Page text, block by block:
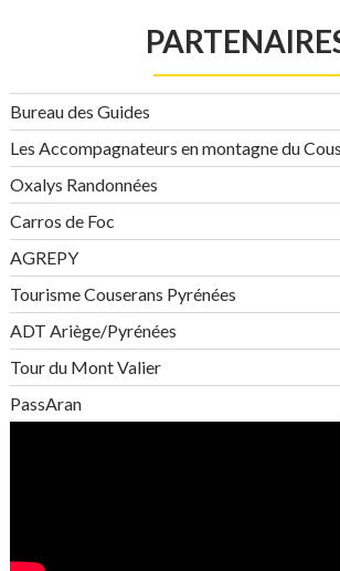
Bureau des Guides
Les Accompagnateurs en montagne du
Oxalys Randonnées
Carros de Foc
AGREPY
Tourisme Couserans Pyrénées
ADT Ariège/Pyrénées
Tour du Mont Valier
PassAran